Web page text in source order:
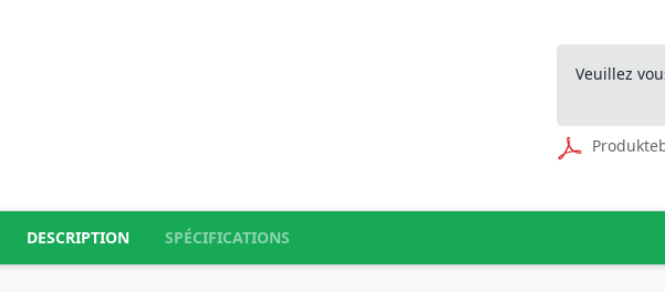
Veuillez
DESCRIPTION SPÉCIFICATIONS